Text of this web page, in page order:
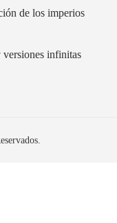
de los imperios
versiones infinitas